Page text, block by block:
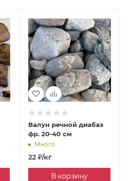
Валун речной диабаз
фр. 20-40 см
Много
22₽/кг
В корзину